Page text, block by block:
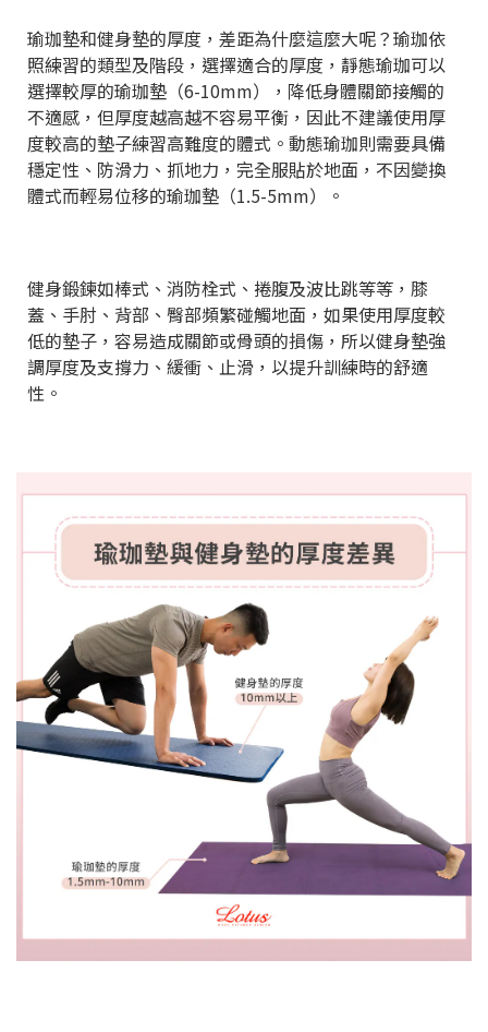
瑜珈墊和健身墊的厚度，差距為什麼這麼大呢？瑜珈依
照練習的類型及階段，選擇適合的厚度，靜態瑜珈可以
選擇較厚的瑜珈墊（6-10mm），降低身體關節接觸的
不適感，但厚度越高越不容易平衡，因此不建議使用厚
度較高的墊子練習高難度的體式。動態瑜珈則需要具備
穩定性、防滑力、抓地力，完全服貼於地面，不因變換
體式而輕易位移的瑜珈墊（1.5-5mm）。
健身鍛鍊如棒式、消防栓式、捲腹及波比跳等等，膝
蓋、手肘、背部、臀部頻繁碰觸地面，如果使用厚度較
低的墊子，容易造成關節或骨頭的損傷，所以健身墊強
調厚度及支撐力、緩衝、止滑，以提升訓練時的舒適
性。